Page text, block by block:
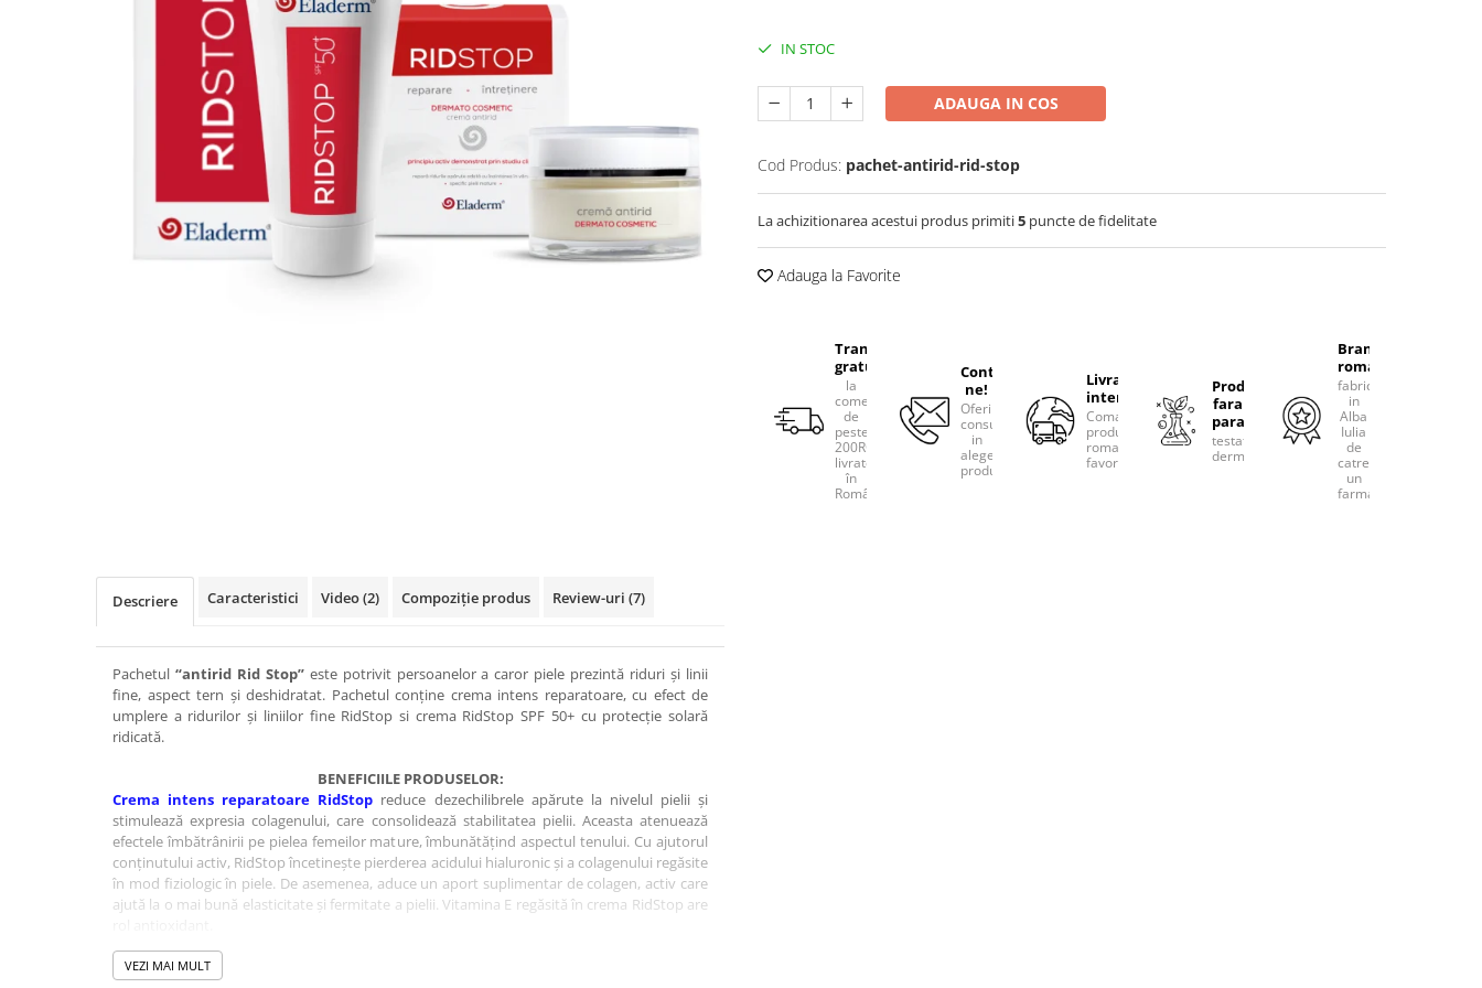
Produse pentru curatare
Produse pentru pete pigmentare
IN STOC
ADAUGA IN COS
Cod Produs: pachet-antirid-rid-stop
La achizitionarea acestui produs primiti5 puncte de fidelitate
Adauga la Favorite
Transport
gratuit
la
comenzile
de
peste
200RON,
livrate
în
România
Contacteaza-
ne!
Oferim
consultanta
in
alegerea
produselor
Livram
international
Comanda
produsele
romanesti
favorite!
Produse
fara
parabeni
testate
dermatologic
Brand
romanesc
fabricat
in
Alba
Iulia
de
catre
un
farmacist
Descriere Caracteristici Video(2) Compoziție produs Review-uri (7)
Pachetul “antirid Rid Stop”este potrivit persoanelor a caror piele prezintă riduri și linii
fine, aspect tern și deshidratat. Pachetul conține crema intens reparatoare, cu efect de
umplere a ridurilor și liniilor fine RidStop si crema RidStop SPF 50+ cu protecție solară
ridicată.
BENEFICIILE PRODUSELOR:
Crema intens reparatoare RidStop reduce dezechilibrele apărute la nivelul pielii și
stimulează expresia colagenului, care consolidează stabilitatea pielii. Aceasta atenuează
efectele îmbătrânirii pe pielea femeilor mature, îmbunătățind aspectul tenului. Cu ajutorul
conținutului activ, RidStop încetinește pierderea acidului hialuronic și a colagenului regăsite
în mod fiziologic în piele. De asemenea, aduce un aport suplimentar de colagen, activ care
ajută la o mai bună elasticitate și fermitate a pielii. Vitamina E regăsită în crema RidStop are
VEZI MAI MULT